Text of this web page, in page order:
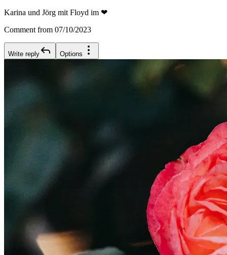
Karina und Jörg mit Floyd im ❤
Comment from 07/10/2023
Write reply Options